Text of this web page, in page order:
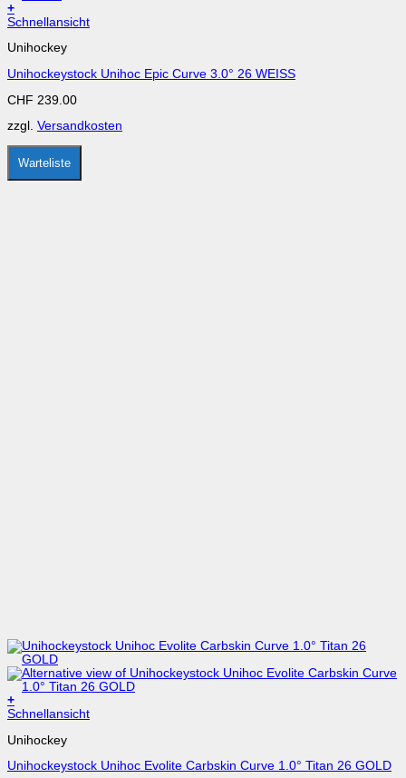
+
Dieses
weist
Varianten
Die
können
auf
der
Produktseite
gewählt
Schnellansicht
Unihockey
Unihockeystock Unihoc Epic Curve 3.0° 26 WEISS
CHF 239.00
zzgl. Versandkosten
Warteliste
+
Dieses
weist
Varianten
Schnellansicht
Unihockey
Unihockeystock Unihoc Evolite Carbskin Curve 1.0° Titan 26 GOLD